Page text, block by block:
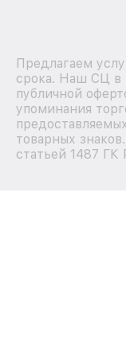
Предлагаем
срока. Наш СЦ в
публичной
упоминания
товарных
статьей 1487 ГК